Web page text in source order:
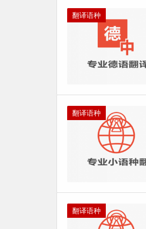
翻译语种
翻译语种
翻译语种